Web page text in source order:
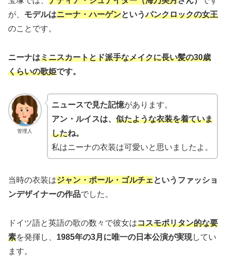
が、 モデルはニーナ・ハーゲンというパンクロックの女王
のことです。
ニーナはミニスカートとド派手なメイクに長い髪の30歳
くらいの歌姫です。
管理人
ニュースで見た記憶があります。
アン・ルイスは、 似たような衣装を着ていま
したね。
私はニーナの衣装は可愛いと思いましたよ。
当時の衣装はジャン・ポール・ゴルチェというファッショ
ンデザイナーの作品でした。
ドイツ語と英語の歌の数々で彼女はコスモポリタン的な要
素を発揮し、 1985年の3月に唯一の日本公演が実現してい
ます。